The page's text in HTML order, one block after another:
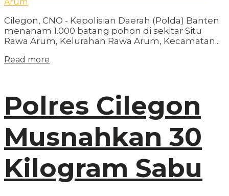
Cilegon, CNO - Kepolisian Daerah (Polda) Banten
menanam 1.000 batang pohon di sekitar Situ
Rawa Arum, Kelurahan Rawa Arum, Kecamatan...
Read more
Polres Cilegon
Musnahkan 30
Kilogram Sabu